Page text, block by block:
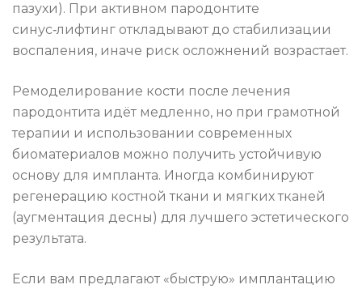
пазухи). При активном пародонтите
синус‑лифтинг откладывают до стабилизации
воспаления, иначе риск осложнений возрастает.
Ремоделирование кости после лечения
пародонтита идёт медленно, но при грамотной
терапии и использовании современных
биоматериалов можно получить устойчивую
основу для импланта. Иногда комбинируют
регенерацию костной ткани и мягких тканей
(аугментация десны) для лучшего эстетического
результата.
Если вам предлагают «быструю» имплантацию